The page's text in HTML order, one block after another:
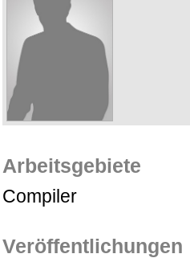
Arbeitsgebiete
Compiler
Veröffentlichungen